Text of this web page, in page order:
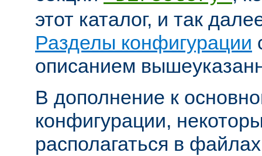
этот каталог, и так
Разделы конфигурации
описанием
В дополнение к
конфигурации,
располагаться в